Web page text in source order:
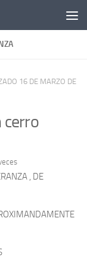
16 DE MARZO DE
cerro
, DE